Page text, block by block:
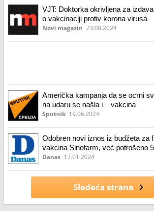
VJT: Doktorka okrivljena za
o vakcinaciji protiv korona virusa
Novi magazin 23.08.2024
Američka kampanja da se ocrni
na udaru se našla i – vakcina
Sputnik 19.06.2024
Odobren novi iznos iz budžeta za
vakcina Sinofarm, već potrošeno
pogone koji ne rade
Danas 17.01.2024
Sledeća strana